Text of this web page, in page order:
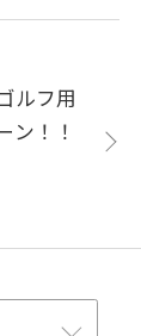
ルフ用
ン！！